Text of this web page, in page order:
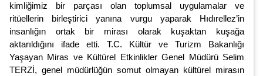
kimliğimiz bir parçası olan toplumsal uygulamalar ve
ritüellerin birleştirici yanına vurgu yaparak Hıdırellez’in
insanlığın ortak bir mirası olarak kuşaktan kuşağa
aktarıldığını ifade etti. T.C. Kültür ve Turizm Bakanlığı
Yaşayan Miras ve Kültürel Etkinlikler Genel Müdürü Selim
TERZİ, genel müdürlüğün somut olmayan kültürel mirasın